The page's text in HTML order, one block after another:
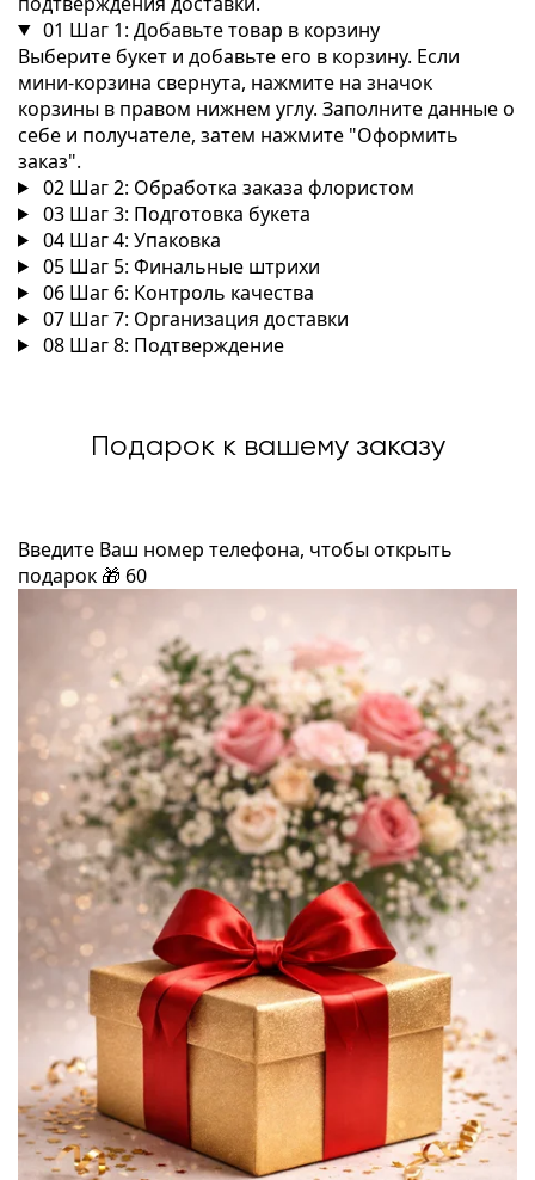
01 Шаг 1: Добавьте товар в корзину
Выберите букет и добавьте его в корзину. Если
мини-корзина свернута, нажмите на значок
корзины в правом нижнем углу. Заполните данные о
себе и получателе, затем нажмите "Оформить
заказ".
02 Шаг 2: Обработка заказа флористом
03 Шаг 3: Подготовка букета
04 Шаг 4: Упаковка
05 Шаг 5: Финальные штрихи
06 Шаг 6: Контроль качества
07 Шаг 7: Организация доставки
08 Шаг 8: Подтверждение
Подарок к вашему заказу
Введите Ваш номер телефона, чтобы открыть
подарок 🎁 60